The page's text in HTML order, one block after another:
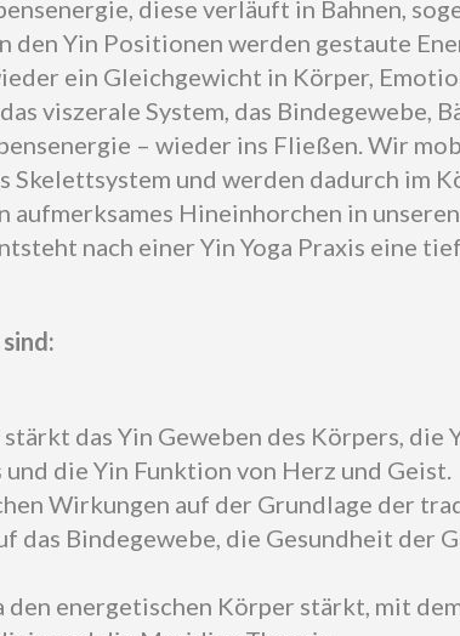
diese verläuft in Bahnen,
den Yin Positionen werden gestaute
ein Gleichgewicht in Körper,
viszerale System, das Bindegewebe,
– wieder ins Fließen. Wir
Skelettsystem und werden dadurch im
Hineinhorchen in
nach einer Yin Yoga Praxis eine
das Yin Geweben des Körpers, die
die Yin Funktion von Herz und Geist.
Wirkungen auf der Grundlage der
das Bindegewebe, die Gesundheit der
den energetischen Körper stärkt, mit